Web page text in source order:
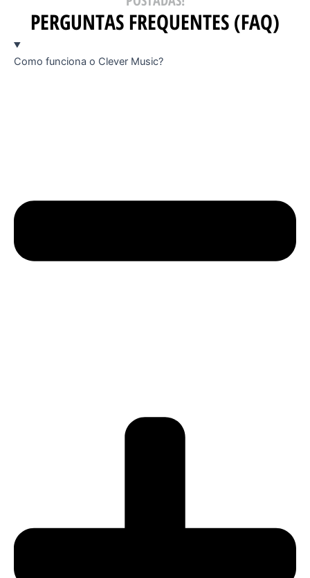
PERGUNTAS FREQUENTES (FAQ)
Como funciona o Clever Music?